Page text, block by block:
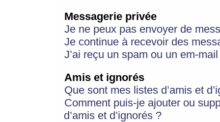
Messagerie privée
Je ne peux pas envoyer de
Je continue à recevoir des
J’ai reçu un spam ou un em-
Amis et ignorés
Que sont mes listes d’amis et
Comment puis-je ajouter ou
d’amis et d’ignorés ?